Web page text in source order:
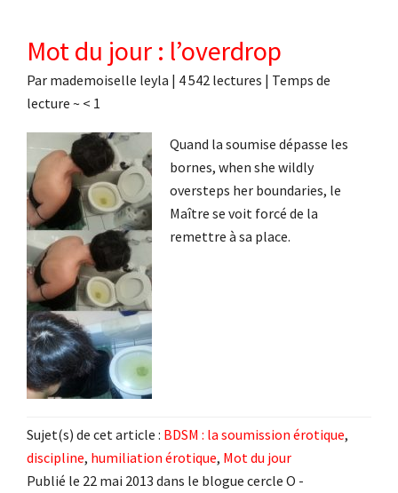
Mot du jour : l’overdrop
Par mademoiselle leyla | 4 542 lectures | Temps de
lecture ~ < 1
Quand la soumise dépasse les
bornes, when she wildly
oversteps her boundaries, le
Maître se voit forcé de la
remettre à sa place.
Sujet(s) de cet article : BDSM : la soumission érotique,
discipline, humiliation érotique, Mot du jour
Publié le 22 mai 2013 dans le blogue cercle O -